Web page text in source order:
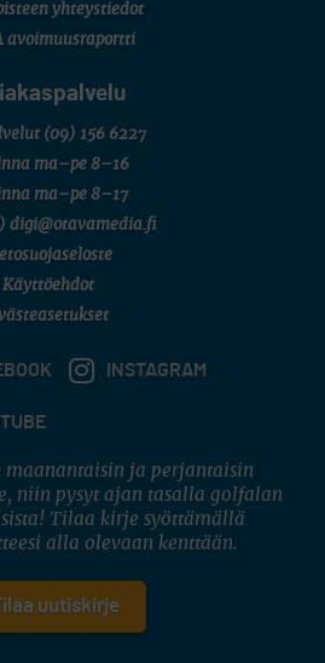
yhteystiedot
avoimuusraportti
(09) 156 6227
ma–pe 8–16
ma–pe 8–17
digi@otavamedia.fi
Käyttöehdot
INSTAGRAM
maanantaisin ja perjantaisin
niin pysyt ajan tasalla golfalan
Tilaa kirje syöttämällä
alla olevaan kenttään.
uutiskirje